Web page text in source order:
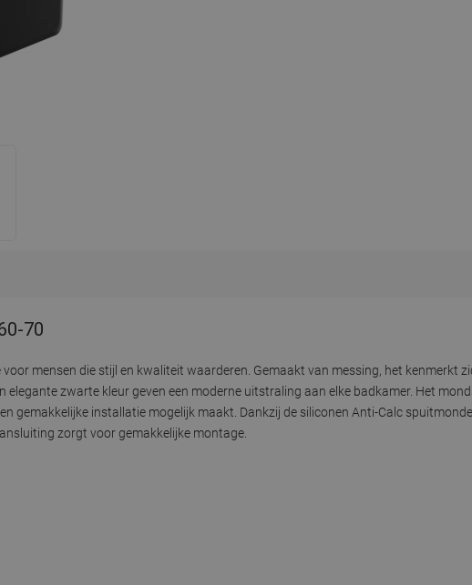
70
mensen die stijl en kwaliteit waarderen. Gemaakt van messing, het kenmerkt
elegante zwarte kleur geven een moderne uitstraling aan elke badkamer. Het
gemakkelijke installatie mogelijk maakt. Dankzij de siliconen Anti-Calc
zorgt voor gemakkelijke montage.